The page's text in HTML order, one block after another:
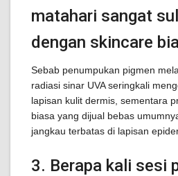
matahari sangat
dengan skincare
Sebab penumpukan pigmen
radiasi sinar UVA seringkali
lapisan kulit dermis, sementara
biasa yang dijual bebas
jangkau terbatas di lapisan
3. Berapa kali sesi